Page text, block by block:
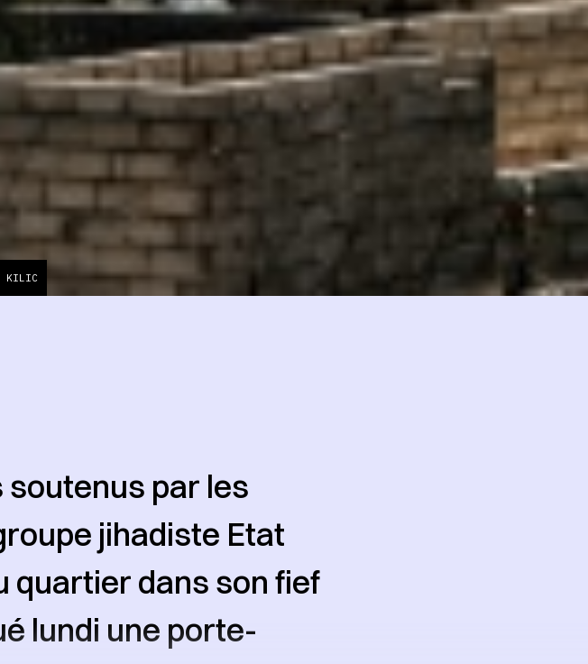
KILIC
par les
jihadiste Etat
quartier dans son fief
lundi une porte-